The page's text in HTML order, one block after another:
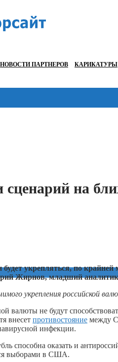
НОВОСТИ ПАРТНЕРОВ КАРИКАТУРЫ
сценарий на
укрепляться, по крайней
Жирнов, младший
укрепления российской
валюты не будут
внесет противостояние между
инфекции.
способна оказать и
выборами в США.